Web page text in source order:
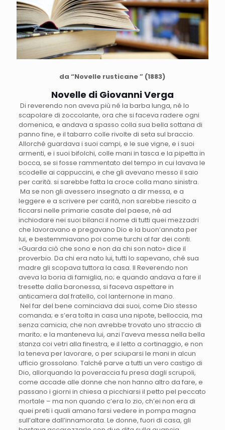
da “Novelle rusticane ” (1883)
Novelle di Giovanni Verga
Di reverendo non aveva più né la barba lunga, né lo
scapolare di zoccolante, ora che si faceva radere ogni
domenica, e andava a spasso colla sua bella sottana di
panno fine, e il tabarro colle rivolte di seta sul braccio.
Allorché guardava i suoi campi, e le sue vigne, e i suoi
armenti, e i suoi bifolchi, colle mani in tasca e la pipetta in
bocca, se si fosse rammentato del tempo in cui lavava le
scodelle ai cappuccini, e che gli avevano messo il saio
per carità. si sarebbe fatta la croce colla mano sinistra.
Ma se non gli avessero insegnato a dir messa, e a
leggere e a scrivere per carità, non sarebbe riescito a
ficcarsi nelle primarie casate del paese, né ad
inchiodare nei suoi bilanci il nome di tutti quei mezzadri
che lavoravano e pregavano Dio e la buon’annata per
lui, e bestemmiavano poi come turchi al far dei conti.
«Guarda ciò che sono e non da chi son nato» dice il
proverbio. Da chi era nato lui, tutti lo sapevano, ché sua
madre gli scopava tuttora la casa. Il Reverendo non
aveva la boria di famiglia, no; e quando andava a fare il
tresette dalla baronessa, si faceva aspettare in
anticamera dal fratello, col lanternone in mano.
Nel far del bene cominciava dai suoi, come Dio stesso
comanda; e s’era tolta in casa una nipote, belloccia, ma
senza camicia, che non avrebbe trovato uno straccio di
marito; e la manteneva lui, anzi l’aveva messa nella bella
stanza coi vetri alla finestra, e il letto a cortinaggio, e non
la teneva per lavorare, o per sciuparsi le mani in alcun
ufficio grossolano. Talché parve a tutti un vero castigo di
Dio, allorquando la poveraccia fu presa dagli scrupoli,
come accade alle donne che non hanno altro da fare, e
passano i giorni in chiesa a picchiarsi il petto pel peccato
mortale – ma non quando c’era lo zio, ch’ei non era di
quei preti i quali amano farsi vedere in pompa magna
sull’altare dall’innamorata. Le donne, fuori di casa, gli